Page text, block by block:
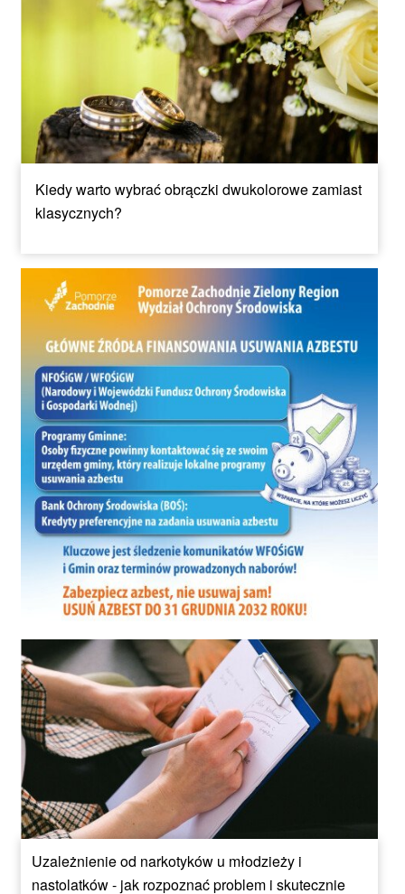
Kiedy warto wybrać obrączki dwukolorowe zamiast
klasycznych?
Uzależnienie od narkotyków u młodzieży i
nastolatków - jak rozpoznać problem i skutecznie